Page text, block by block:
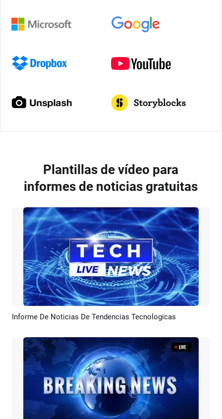
Plantillas de vídeo para
informes de noticias gratuitas
Previsualizar Crear IA
Informe De Noticias De Tendencias Tecnologicas